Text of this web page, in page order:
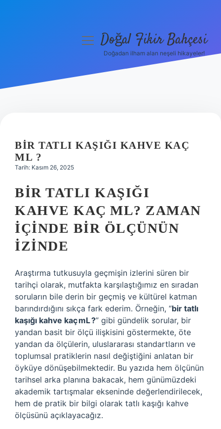
Hakkımızda
menüyüDoğal Fikir Bahçesi
Doğadan ilham alan neşeli hikayeler!
BIR TATLI KAŞIĞI KAHVE KAÇ
ML ?
Tarih: Kasım 26, 2025
BIR TATLI KAŞIĞI
KAHVE KAÇ ML? ZAMAN
İÇINDE BIR ÖLÇÜNÜN
İZINDE
Araştırma tutkusuyla geçmişin izlerini süren bir
tarihçi olarak, mutfakta karşılaştığımız en sıradan
soruların bile derin bir geçmiş ve kültürel katman
barındırdığını sıkça fark ederim. Örneğin, “bir tatlı
kaşığı kahve kaç mL ?” gibi gündelik sorular, bir
yandan basit bir ölçü ilişkisini göstermekte, öte
yandan da ölçülerin, uluslararası standartların ve
toplumsal pratiklerin nasıl değiştiğini anlatan bir
öyküye dönüşebilmektedir. Bu yazıda hem ölçünün
tarihsel arka planına bakacak, hem günümüzdeki
akademik tartışmalar ekseninde değerlendirilecek,
hem de pratik bir bilgi olarak tatlı kaşığı kahve
ölçüsünü açıklayacağız.